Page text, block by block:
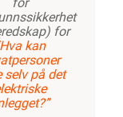
for
kan
selv på det